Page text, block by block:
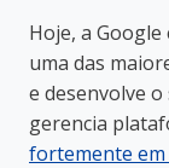
Hoje, a
uma das
e desenvolve
gerencia
fortemente em